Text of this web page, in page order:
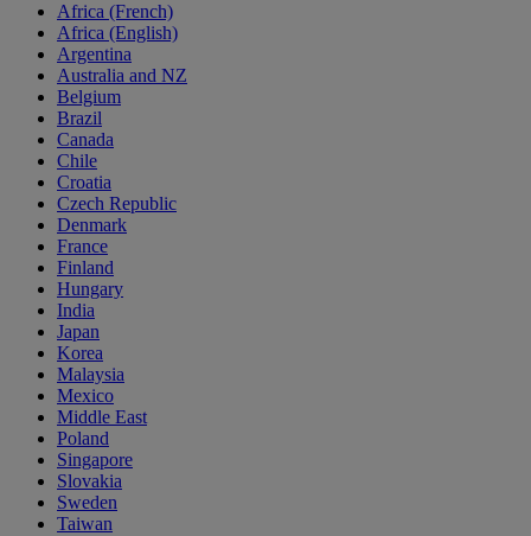
Africa (French)
Africa (English)
Argentina
Australia and NZ
Belgium
Brazil
Canada
Chile
Croatia
Czech Republic
Denmark
France
Finland
Hungary
India
Japan
Korea
Malaysia
Mexico
Middle East
Poland
Singapore
Slovakia
Sweden
Taiwan